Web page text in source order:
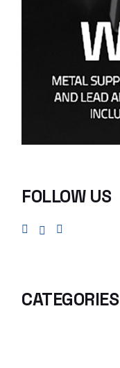
FOLLOW US
CATEGORIES